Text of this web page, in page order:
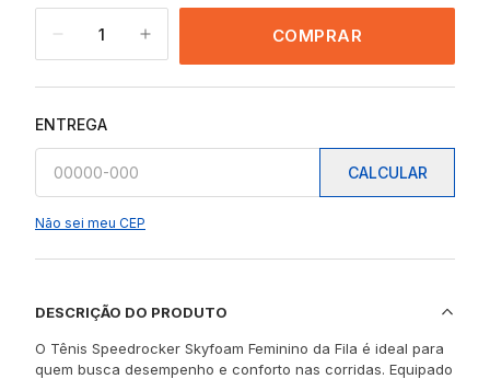
1 COMPRAR
ENTREGA
CALCULAR
Não sei meu CEP
DESCRIÇÃO DO PRODUTO
O Tênis Speedrocker Skyfoam Feminino da Fila é ideal para
quem busca desempenho e conforto nas corridas. Equipado